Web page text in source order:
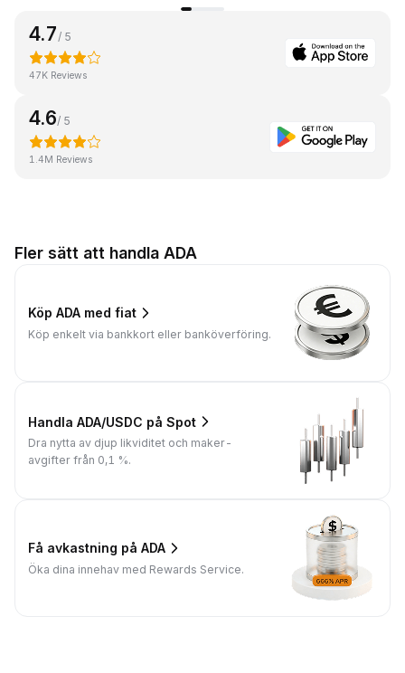
4.7/ 5
47K Reviews
4.6/ 5
1.4M Reviews
Fler sätt att handla ADA
Köp ADA med fiat
Köp enkelt via bankkort eller banköverföring.
Handla ADA/USDC på Spot
Dra nytta av djup likviditet och maker-
avgifter från 0,1 %.
Få avkastning på ADA
Öka dina innehav med Rewards Service.